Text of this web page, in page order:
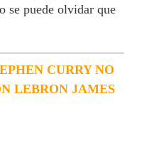
se puede olvidar que
CURRY NO
LEBRON JAMES